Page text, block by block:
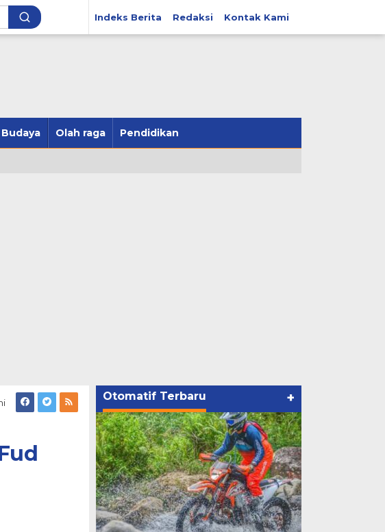
Indeks Berita Redaksi Kontak Kami
Budaya Olah raga Pendidikan
Otomatif Terbaru +